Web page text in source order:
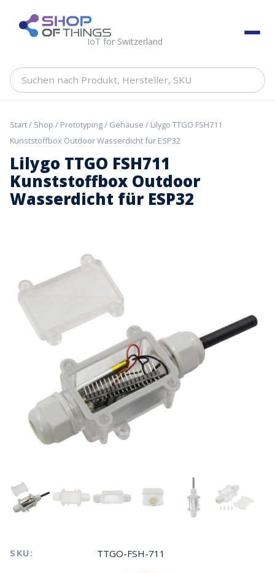
content ShopOfThings
IoT for Switzerland
Suchen
Hersteller,
Start/ Shop / Prototyping/ Gehäuse / Lilygo TTGO FSH711
Kunststoffbox Outdoor Wasserdicht für ESP32
Lilygo TTGO FSH711
Kunststoffbox Outdoor
Wasserdicht für ESP32
SKU: TTGO-FSH-711